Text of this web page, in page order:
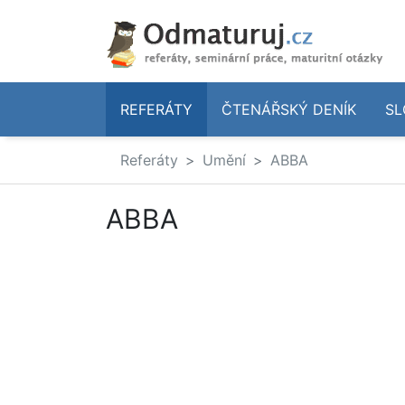
REFERÁTY ČTENÁŘSKÝ DENÍK
Referáty Umění ABBA
ABBA